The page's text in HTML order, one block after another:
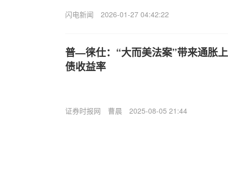
闪电新闻 2026-01-27 04:42:22
普—徕仕：“大而美法案”带来通胀
债收益率
证券时报网 曹晨 2025-08-05 21:44